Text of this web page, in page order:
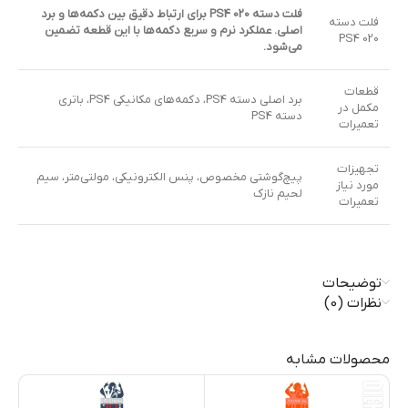
فلت دسته
PS4 020
فلت دسته PS4 020 برای ارتباط دقیق بین دکمه‌ها و برد
اصلی. عملکرد نرم و سریع دکمه‌ها با این قطعه تضمین
می‌شود.
قطعات
مکمل در
تعمیرات
برد اصلی دسته PS4، دکمه‌های مکانیکی PS4، باتری
دسته PS4
تجهیزات
مورد نیاز
تعمیرات
پیچ‌گوشتی مخصوص، پنس الکترونیکی، مولتی‌متر، سیم
لحیم نازک
توضیحات
نظرات (0)
محصولات مشابه